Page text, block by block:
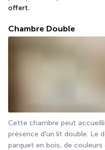
offert.
Chambre Double
Cette chambre peut
présence d'un lit double. Le
parquet en bois, de